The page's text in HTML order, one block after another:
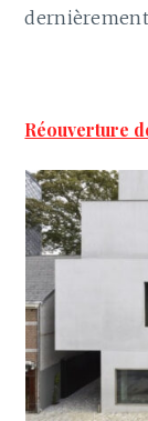
Réouverture